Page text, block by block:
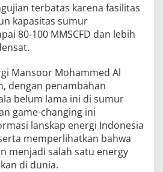
terbatas karena fasilitas
kapasitas sumur
80-100 MMSCFD dan lebih
Mansoor Mohammed Al
dengan penambahan
belum lama ini di sumur
game-changing ini
lanskap energi Indonesia
memperlihatkan bahwa
menjadi salah satu energy
di dunia.